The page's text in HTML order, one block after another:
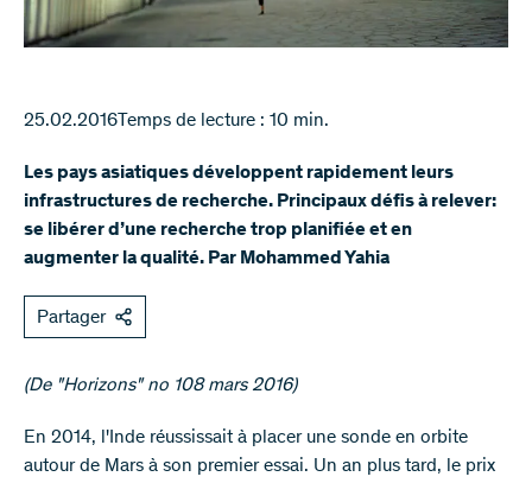
25.02.2016Temps de lecture : 10 min.
Les pays asiatiques développent rapidement leurs
infrastructures de recherche. Principaux défis à relever:
se libérer d’une recherche trop planifiée et en
augmenter la qualité. Par Mohammed Yahia
Partager
(De "Horizons" no 108 mars 2016)
En 2014, l'Inde réussissait à placer une sonde en orbite
autour de Mars à son premier essai. Un an plus tard, le prix